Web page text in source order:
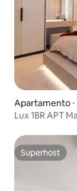
Apartamento
Lux 1BR APT
Superhost
Superhost